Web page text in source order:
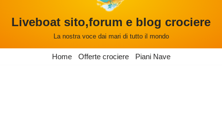
Liveboat sito,forum e blog crociere
La nostra voce dai mari di tutto il mondo
Home Offerte crociere Piani Nave